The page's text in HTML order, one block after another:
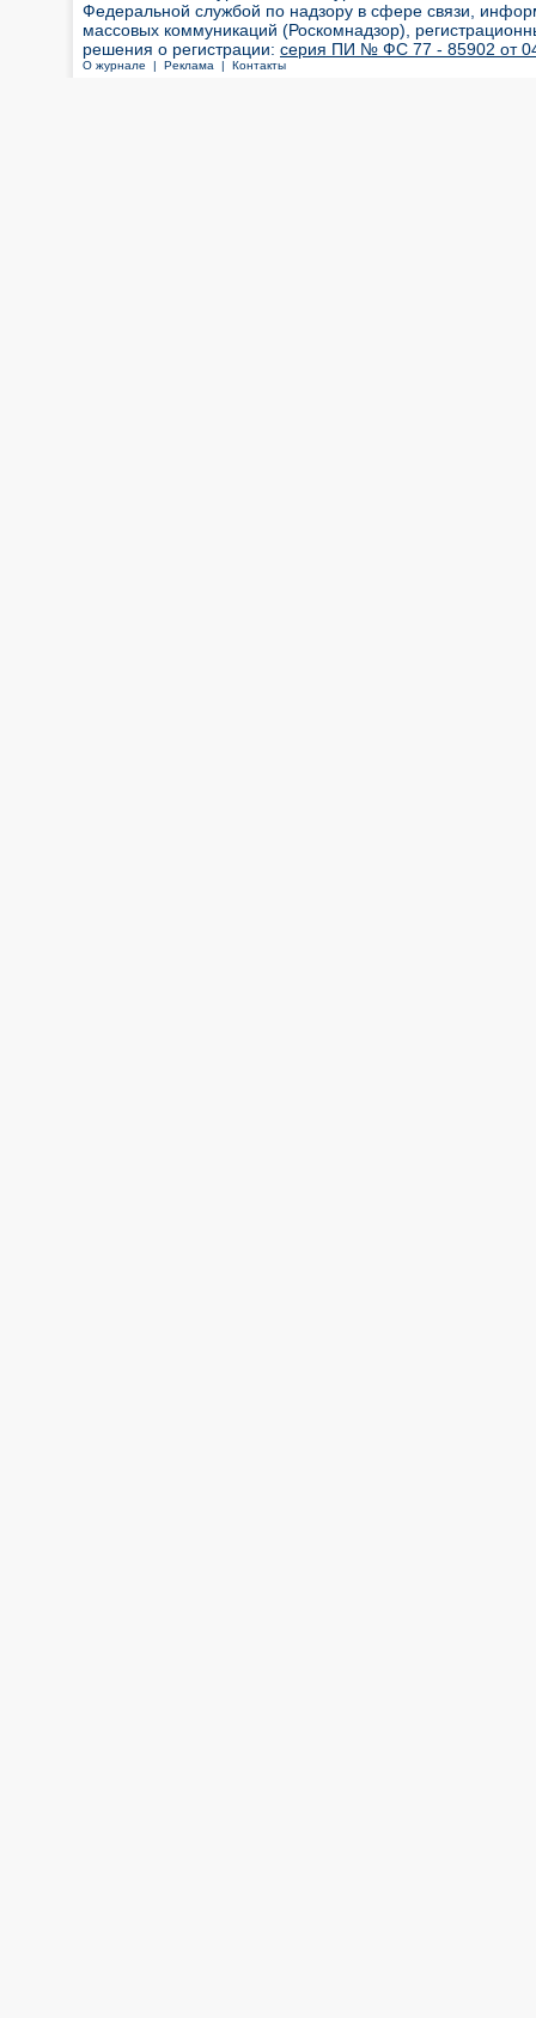
Федеральной службой по надзору в сфере связи,
массовых коммуникаций (Роскомнадзор),
решения о регистрации: серия ПИ № ФС 77 - 85902 от 04
О журнале | Реклама | Контакты